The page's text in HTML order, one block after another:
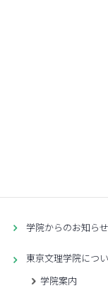
学院からのお知ら
東京文理学院につ
学院案内